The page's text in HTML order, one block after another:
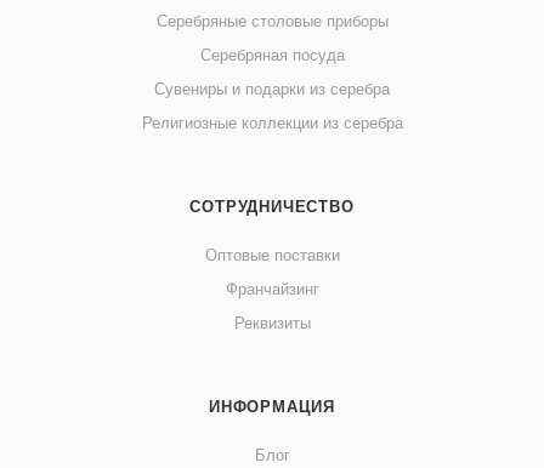
Серебряные столовые приборы
Серебряная посуда
Сувениры и подарки из серебра
Религиозные коллекции из серебра
СОТРУДНИЧЕСТВО
Оптовые поставки
Франчайзинг
Реквизиты
ИНФОРМАЦИЯ
Блог